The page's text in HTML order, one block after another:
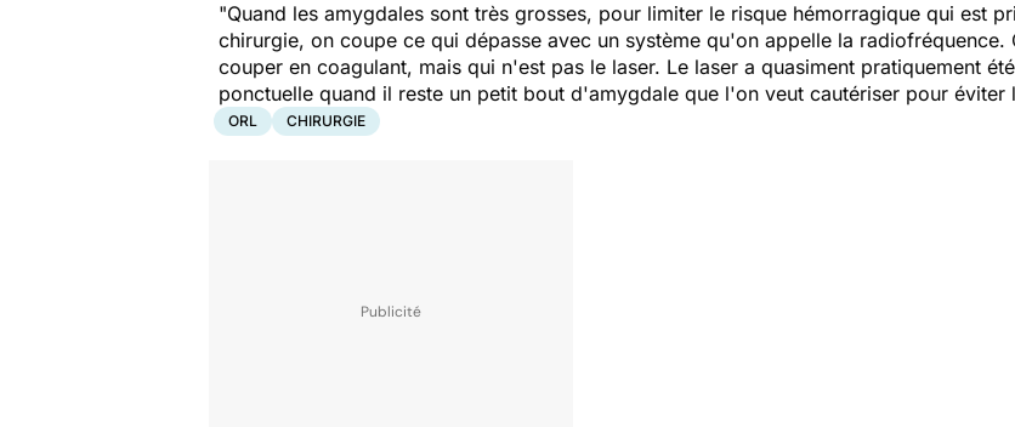
"Quand les amygdales sont très grosses, pour limiter le risque hémorragique qui est
chirurgie, on coupe ce qui dépasse avec un système qu'on appelle la
couper en coagulant, mais qui n'est pas le laser. Le laser a quasiment pratiquement
ponctuelle quand il reste un petit bout d'amygdale que l'on veut cautériser pour éviter
ORL CHIRURGIE